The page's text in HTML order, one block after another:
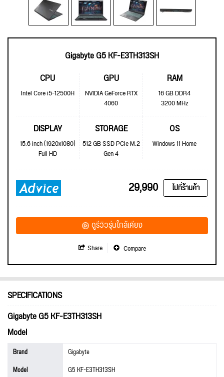
Gigabyte G5 KF-E3TH313SH
CPU
Intel Core i5-12500H
GPU
NVIDIA GeForce RTX
4060
RAM
16 GB DDR4
3200 MHz
DISPLAY
15.6 inch (1920x1080)
Full HD
STORAGE
512 GB SSD PCIe M.2
Gen 4
OS
Windows 11 Home
29,990 ไปที่ร้านค้า
ดูรีวิวรุ่นใกล้เคียง
Share Compare
SPECIFICATIONS
Gigabyte G5 KF-E3TH313SH
Model
Brand
Gigabyte
Model
G5 KF-E3TH313SH